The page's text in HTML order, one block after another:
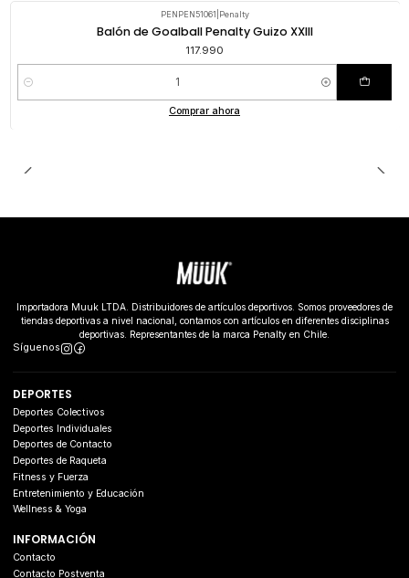
PENPEN51061 Penalty
Balón de Goalball Penalty Guizo XXIII
117.990
Cantidad
Comprar ahora
Importadora Muuk LTDA. Distribuidores de artículos deportivos. Somos proveedores de
tiendas deportivas a nivel nacional, contamos con artículos en diferentes disciplinas
deportivas. Representantes de la marca Penalty en Chile.
Síguenos
DEPORTES
Deportes Colectivos
Deportes Individuales
Deportes de Contacto
Deportes de Raqueta
Fitness y Fuerza
Entretenimiento y Educación
Wellness & Yoga
INFORMACIÓN
Contacto
Contacto Postventa